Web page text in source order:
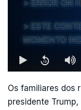
ERROR ON
ESTE
MOMENTO
Os familiares dos
presidente Trump,